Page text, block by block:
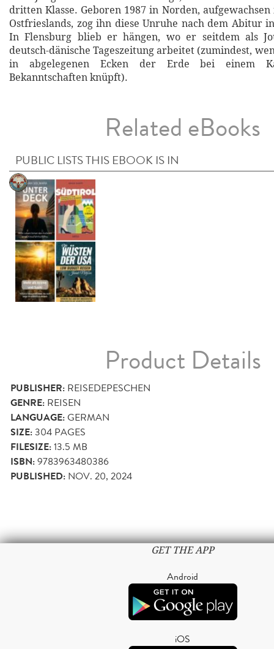
dritten Klasse. Geboren 1987 in Norden,
Ostfrieslands, zog ihn diese Unruhe nach dem Abitur
In Flensburg blieb er hängen, wo er seitdem als
deutsch-dänische Tageszeitung arbeitet (zumindest,
in abgelegenen Ecken der Erde bei einem
Bekanntschaften knüpft).
Related eBooks
PUBLIC LISTS THIS EBOOK IS IN
Product Details
PUBLISHER: REISEDEPESCHEN
GENRE: REISEN
LANGUAGE:GERMAN
SIZE:304 PAGES
FILESIZE:13.5 MB
ISBN:9783963480386
PUBLISHED: NOV. 20, 2024
GET THE APP
Android
iOS